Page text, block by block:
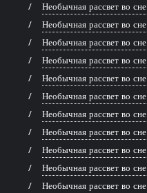
Необычная рассвет во сне
Необычная рассвет во сне
Необычная рассвет во сне
Необычная рассвет во сне
Необычная рассвет во сне
Необычная рассвет во сне
Необычная рассвет во сне
Необычная рассвет во сне
Необычная рассвет во сне
Необычная рассвет во сне
Необычная рассвет во сне